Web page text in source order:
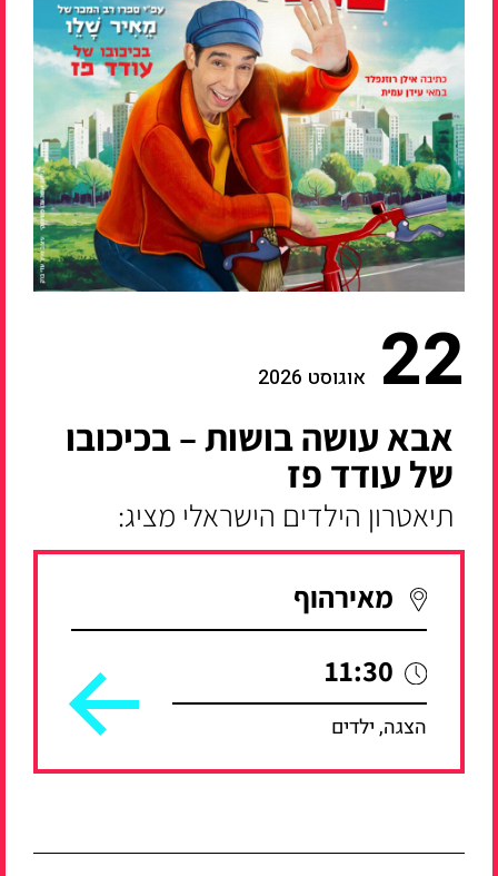
22 אוגוסט 2026
אבא עושה בושות – בכיכובו
של עודד פז
תיאטרון הילדים הישראלי מציג:
מאירהוף
11:30
הצגה, ילדים